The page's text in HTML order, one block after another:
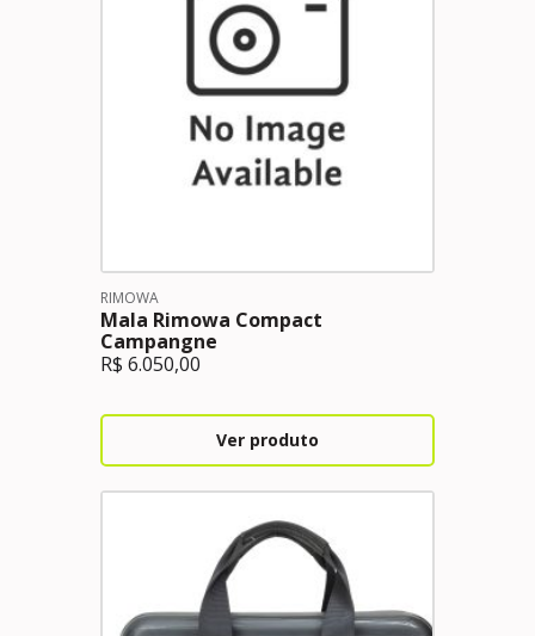
RIMOWA
Mala Rimowa Compact
Campangne
R$ 6.050,00
Ver produto